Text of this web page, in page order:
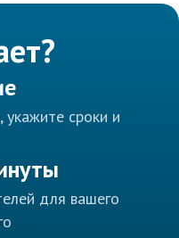
сроки и
для вашего